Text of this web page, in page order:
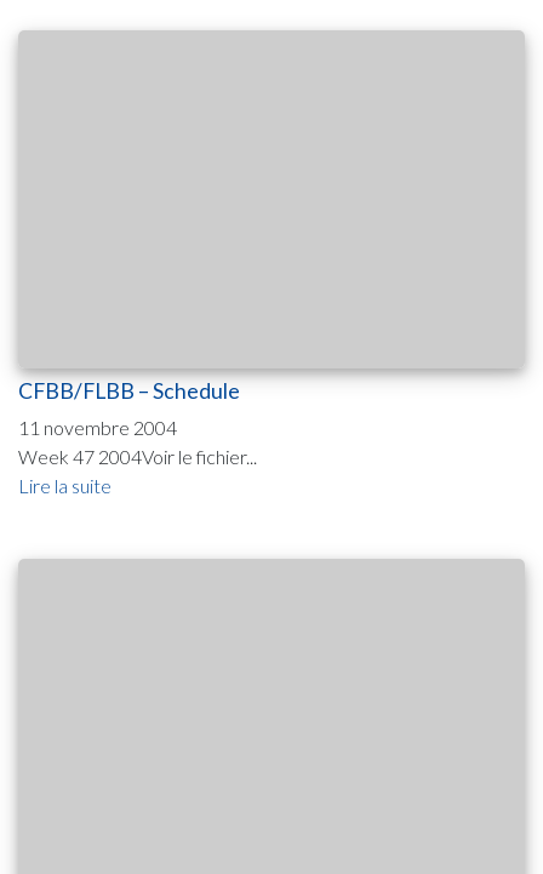
CFBB/FLBB – Schedule
11 novembre 2004
Week 47 2004Voir le fichier...
Lire la suite